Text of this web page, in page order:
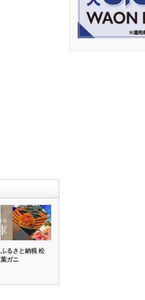
ふるさと納税 松
葉ガニ